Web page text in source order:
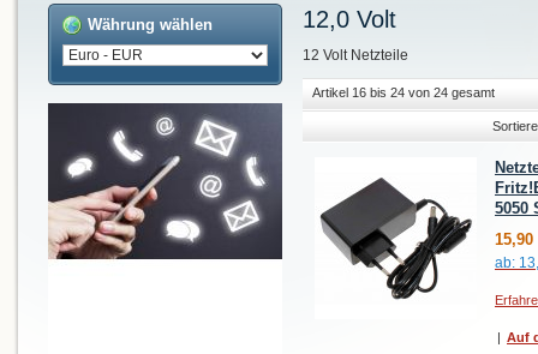
12,0 Volt
12 Volt Netzteile
Artikel 16 bis 24 von 24 gesamt
5050
15,90
ab:
| Auf
Währung wählen